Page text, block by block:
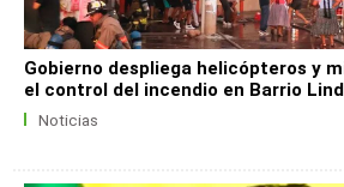
Gobierno despliega helicópteros y
el control del incendio en Barrio
Noticias